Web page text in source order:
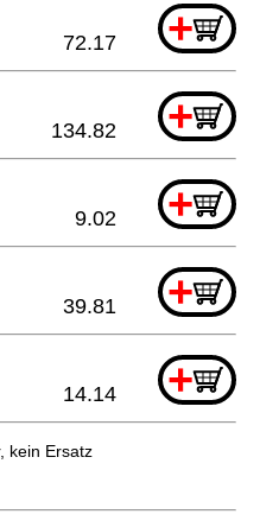
+
72.17
+
134.82
+
9.02
+
39.81
+
14.14
kein Ersatz